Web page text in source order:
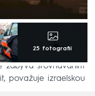
25 fotografií
zabývá srovnáváním
považuje izraelskou